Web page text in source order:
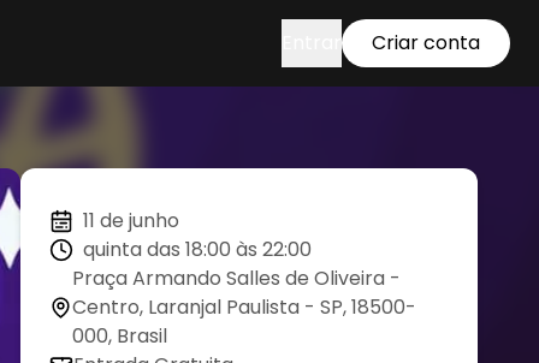
Criar conta
11 de junho
quinta das 18:00 às 22:00
Praça Armando Salles de Oliveira -
Centro, Laranjal Paulista - SP, 18500-
000, Brasil